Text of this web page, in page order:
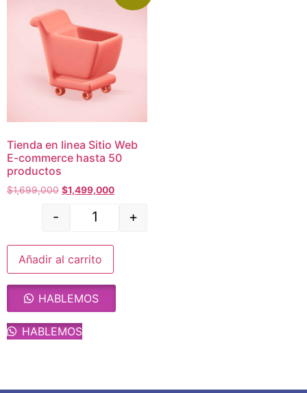
Tienda en linea Sitio Web
E-commerce hasta 50
productos
$1,699,000 $1,499,000
- +
Añadir al carrito
HABLEMOS
HABLEMOS